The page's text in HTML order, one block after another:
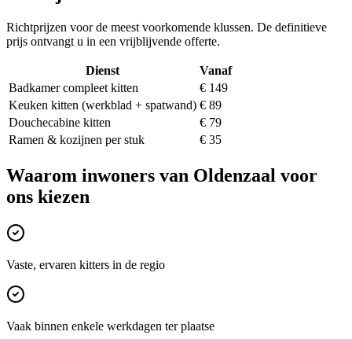
Richtprijzen voor de meest voorkomende klussen. De definitieve
prijs ontvangt u in een vrijblijvende offerte.
Dienst
Vanaf
Badkamer compleet kitten
€ 149
Keuken kitten (werkblad + spatwand) € 89
Douchecabine kitten
€ 79
Ramen & kozijnen per stuk
€ 35
Waarom inwoners van Oldenzaal voor
ons kiezen
Vaste, ervaren kitters in de regio
Vaak binnen enkele werkdagen ter plaatse